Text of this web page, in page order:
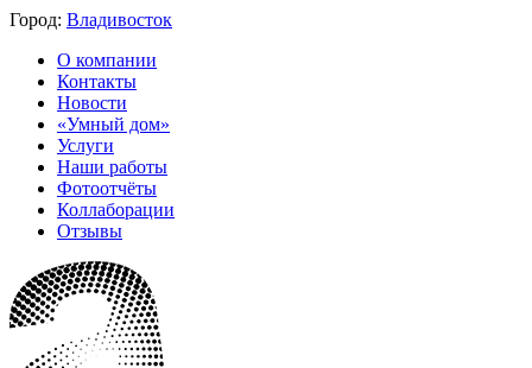
Город: Владивосток
О компании
Контакты
Новости
«Умный дом»
Услуги
Наши работы
Фотоотчёты
Коллаборации
Отзывы